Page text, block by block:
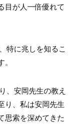
目が人一倍優れて
特に兆しを知るこ
、安岡先生の教え
り、私は安岡先生
思索を深めてきた